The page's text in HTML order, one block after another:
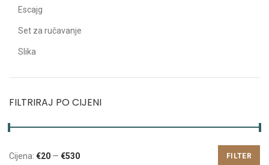
Escajg
Set za ručavanje
Slika
FILTRIRAJ PO CIJENI
FILTER
Cijena: €20 — €530